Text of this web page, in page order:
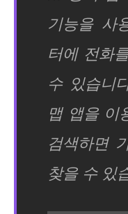
기능을 사
터에 전화
수 있습니
맵 앱을 이
검색하면
찾을 수 있